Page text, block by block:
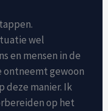
wel
en mensen in de
ontneemt gewoon
deze manier. Ik
op het